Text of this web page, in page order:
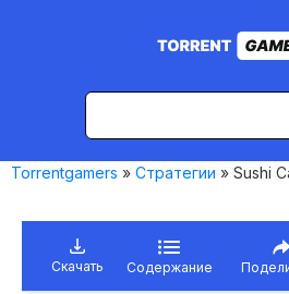
Torrentgamers » Стратегии » Sushi
Скачать Содержание